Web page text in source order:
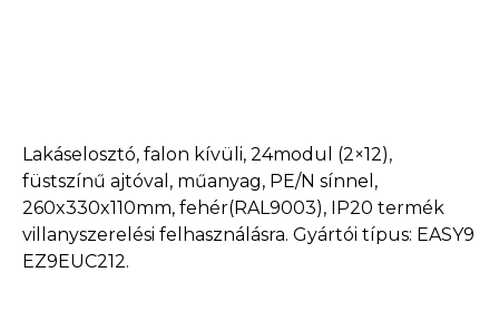
Lakáselosztó, falon kívüli, 24modul (2×12),
füstszínű ajtóval, műanyag, PE/N sínnel,
260x330x110mm, fehér(RAL9003), IP20 termék
villanyszerelési felhasználásra. Gyártói típus: EASY9
EZ9EUC212.